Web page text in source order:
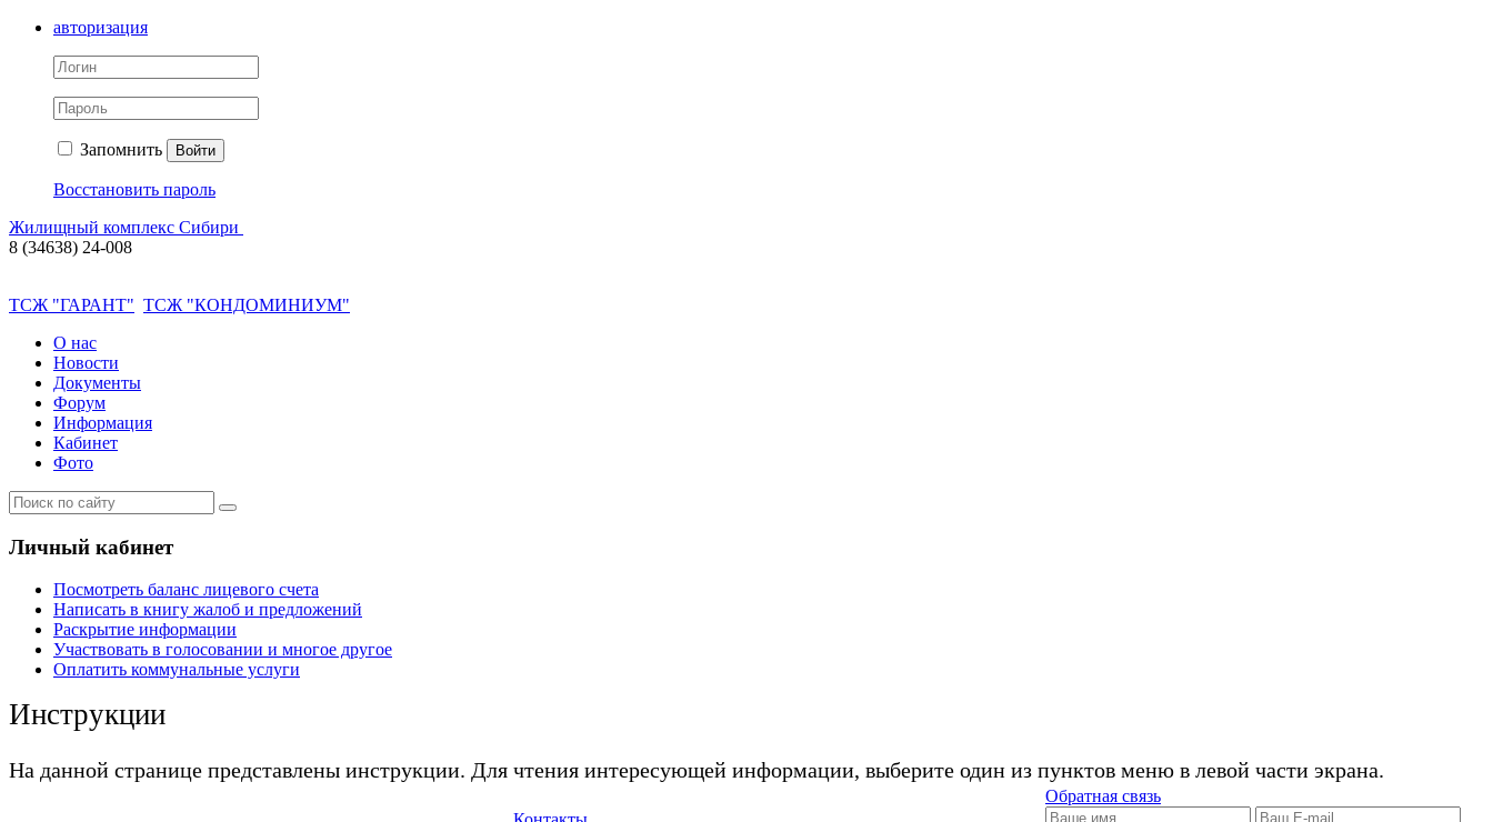
авторизация
Запомнить Войти
Восстановить пароль
Жилищный комплекс Сибири
8 (34638) 24-008
ТСЖ "ГАРАНТ" ТСЖ "КОНДОМИНИУМ"
О нас
Новости
Документы
Форум
Информация
Кабинет
Фото
Личный кабинет
Посмотреть баланс лицевого счета
Написать в книгу жалоб и предложений
Раскрытие информации
Участвовать в голосовании и многое другое
Оплатить коммунальные услуги
Инструкции
На данной странице представлены инструкции. Для чтения интересующей информации, выберите один из пунктов меню в левой части экрана.
Обратная связь